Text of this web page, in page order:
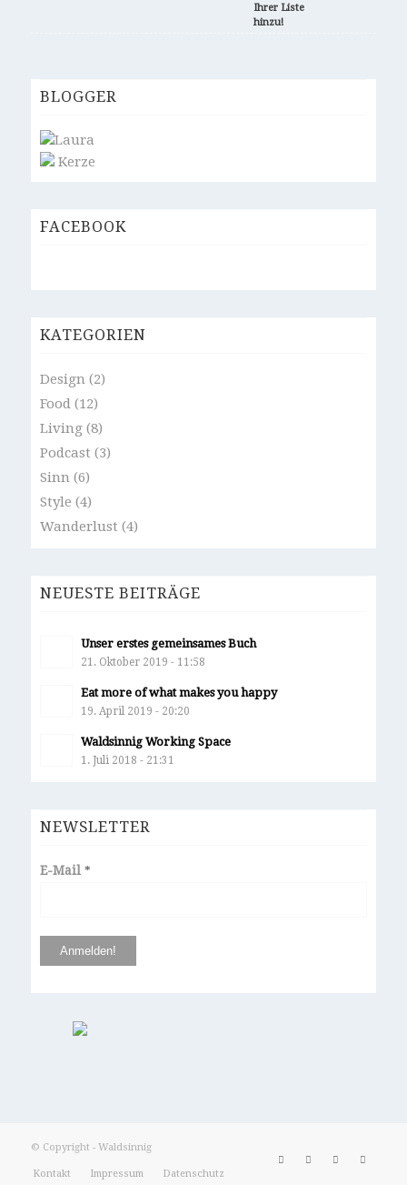
Ihrer Liste
hinzu!
BLOGGER
Laura
Kerze
FACEBOOK
KATEGORIEN
Design (2)
Food (12)
Living(8)
Podcast (3)
Sinn (6)
Style (4)
Wanderlust (4)
NEUESTE BEITRÄGE
Unser erstes gemeinsames Buch
21. Oktober 2019 - 11:58
Eat more of what makes you happy
19. April 2019 - 20:20
Waldsinnig Working Space
1. Juli 2018 - 21:31
NEWSLETTER
E-Mail *
© Copyright - Waldsinnig
Kontakt Impressum Datenschutz